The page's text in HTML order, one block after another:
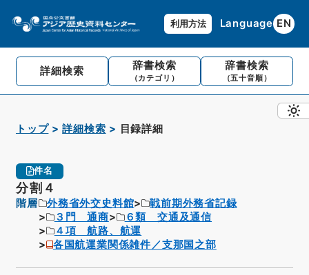
利用方法 Language EN
詳細検索 辞書検索
（カテゴリ）
辞書検索
（五十音順）
トップ 詳細検索 目録詳細
件名
分割４
階層 外務省外交史料館
戦前期外務省記録
３門 通商
６類 交通及通信
４項 航路、航運
各国航運業関係雑件／支那国之部